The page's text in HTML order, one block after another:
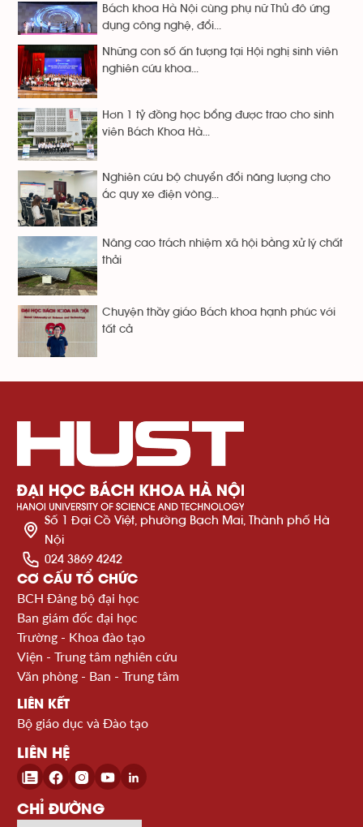
Bách khoa Hà Nội cùng phụ nữ Thủ đô ứng
dụng công nghệ, đổi...
Những con số ấn tượng tại Hội nghị sinh viên
nghiên cứu khoa...
Hơn 1 tỷ đồng học bổng được trao cho sinh
viên Bách Khoa Hà...
Nghiên cứu bộ chuyển đổi năng lượng cho
ắc quy xe điện vòng...
Nâng cao trách nhiệm xã hội bằng xử lý chất
thải
Chuyện thầy giáo Bách khoa hạnh phúc với
tất cả
Số 1 Đại Cồ Việt, phường Bạch Mai, Thành phố Hà
Nội
024 3869 4242
CƠ CẤU TỔ CHỨC
BCH Đảng bộ đại học
Ban giám đốc đại học
Trường - Khoa đào tạo
Viện - Trung tâm nghiên cứu
Văn phòng - Ban - Trung tâm
LIÊN KẾT
Bộ giáo dục và Đào tạo
LIÊN HỆ
CHỈ ĐƯỜNG